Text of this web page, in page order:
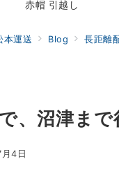
赤帽 引越し
本運送 Blog 長距離
、沼津ま
4日